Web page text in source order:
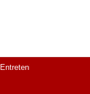
Entretenimiento